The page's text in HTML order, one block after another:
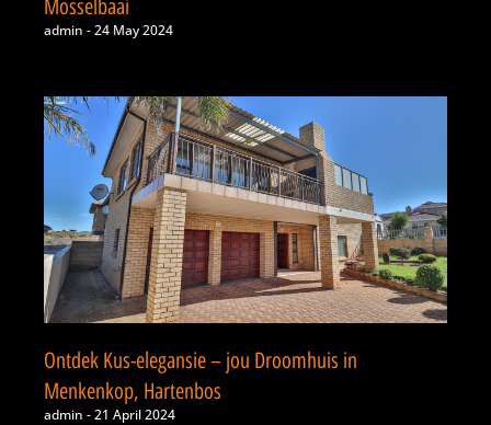
Mosselbaai
admin 24 May 2024
Ontdek Kus-elegansie – jou Droomhuis in
Menkenkop, Hartenbos
admin 21 April 2024